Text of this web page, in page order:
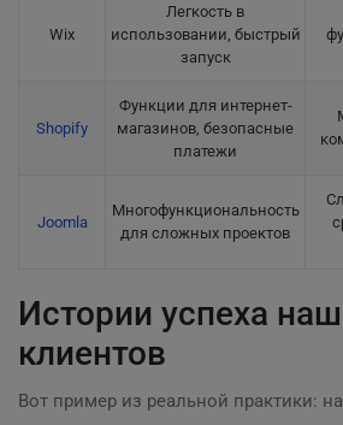
Wix
Легкость в
использовании, быстрый
запуск
Shopify
Функции для интернет-
магазинов, безопасные
платежи
Joomla
Многофункциональность
для сложных проектов
Истории успеха
клиентов
Вот пример из реальной практики: